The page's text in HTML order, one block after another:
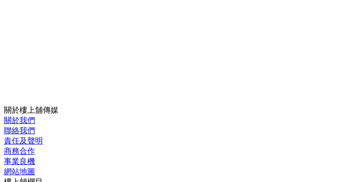
關於樓上舖傳媒
關於我們
聯絡我們
責任及聲明
商務合作
事業良機
網站地圖